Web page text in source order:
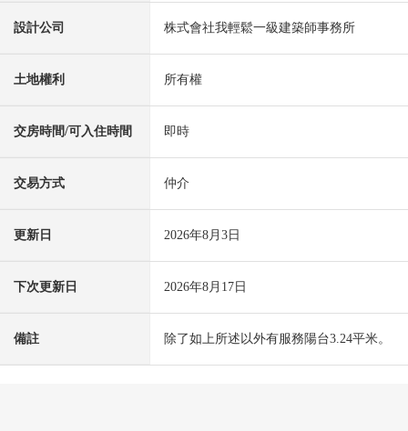
設計公司 株式會社我輕鬆一級建築師事務所
土地權利 所有權
交房時間/可入住時間 即時
交易方式 仲介
更新日 2026年8月3日
下次更新日 2026年8月17日
備註 除了如上所述以外有服務陽台3.24平米。